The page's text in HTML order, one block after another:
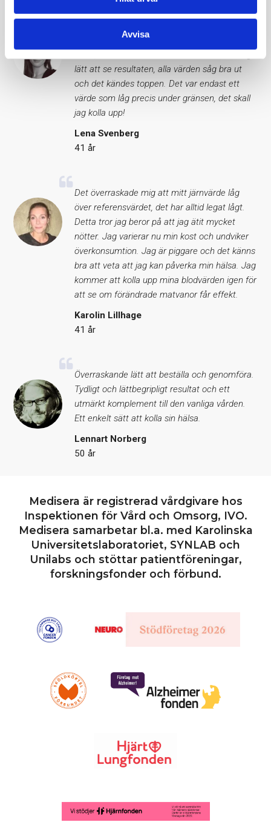
Avvisa
trovärdigt. Allt man behöver veta står på
lätt att se resultaten, alla värden såg bra ut
och det kändes toppen. Det var endast ett
värde som låg precis under gränsen, det skall
jag kolla upp!
Lena Svenberg
41 år
Det överraskade mig att mitt järnvärde låg
över referensvärdet, det har alltid legat lågt.
Detta tror jag beror på att jag ätit mycket
nötter. Jag varierar nu min kost och undviker
överkonsumtion. Jag är piggare och det känns
bra att veta att jag kan påverka min hälsa. Jag
kommer att kolla upp mina blodvärden igen för
att se om förändrade matvanor får effekt.
Karolin Lillhage
41 år
Överraskande lätt att beställa och genomföra.
Tydligt och lättbegripligt resultat och ett
utmärkt komplement till den vanliga vården.
Ett enkelt sätt att kolla sin hälsa.
Lennart Norberg
50 år
Medisera är registrerad vårdgivare hos
Inspektionen för Vård och Omsorg, IVO.
Medisera samarbetar bl.a. med Karolinska
Universitetslaboratoriet, SYNLAB och
Unilabs och stöttar patientföreningar,
forskningsfonder och förbund.